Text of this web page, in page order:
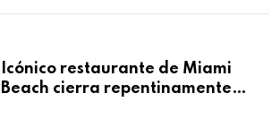
Icónico restaurante de Miami
Beach cierra repentinamente